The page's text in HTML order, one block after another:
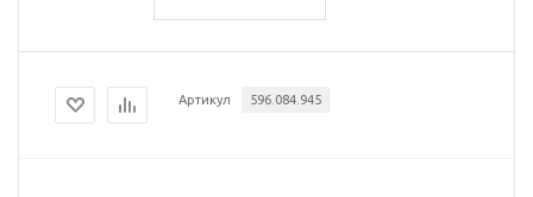
Артикул 596.084.945